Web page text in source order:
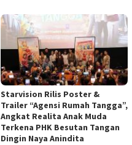
Starvision Rilis Poster &
Trailer “Agensi Rumah Tangga”,
Angkat Realita Anak Muda
Terkena PHK Besutan Tangan
Dingin Naya Anindita